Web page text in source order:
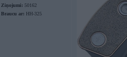
Ziņojumi: 50162
Braucu ar: HH-325